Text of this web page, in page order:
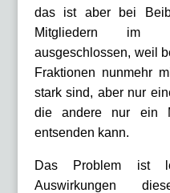
das ist aber bei
Mitgliedern im
ausgeschlossen, weil
Fraktionen nunmehr
stark sind, aber nur
die andere nur ein
entsenden kann.
Das Problem ist
Auswirkungen